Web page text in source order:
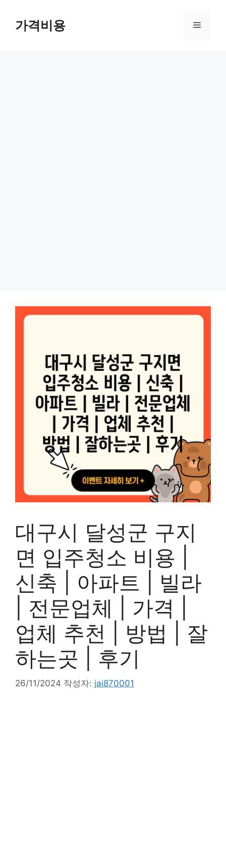
가격비용 메
대구시 달성군 구지
면 입주청소 비용 |
신축 | 아파트 | 빌라
| 전문업체 | 가격 |
업체 추천 | 방법 | 잘
하는곳 | 후기
26/11/2024 작성자: jai870001